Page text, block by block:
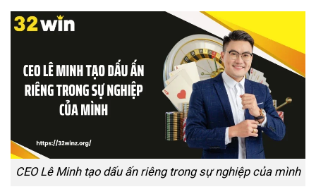
CEO Lê Minh tạo dấu ấn riêng trong sự nghiệp của mình